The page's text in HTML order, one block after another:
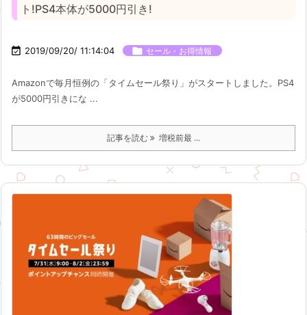
ト!PS4本体が5000円引き!
 2019/09/20/ 11:14:04  セール・お得情報
Amazonで毎月恒例の「タイムセール祭り」がスタートしました。PS4
が5000円引きにな ...
記事を読む 増税前最 ...